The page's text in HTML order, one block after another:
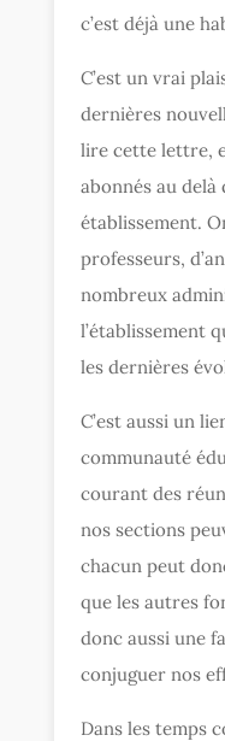
c’est déjà une
C’est un vrai
dernières
lire cette lettre,
abonnés au delà
établissement.
professeurs,
nombreux
l’établissement
les dernières
C’est aussi un
communauté
courant des
nos sections
chacun peut
que les autres
donc aussi une
conjuguer nos
Dans les temps